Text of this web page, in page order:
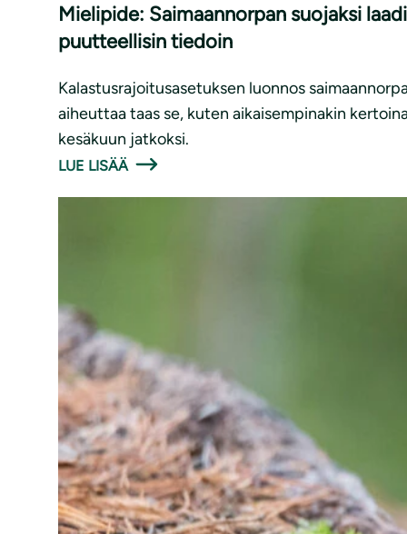
Mielipide: Saimaannorpan suojaksi
puutteellisin tiedoin
Kalastusrajoitusasetuksen luonnos
aiheuttaa taas se, kuten aikaisempinakin
kesäkuun jatkoksi.
LUE LISÄÄ